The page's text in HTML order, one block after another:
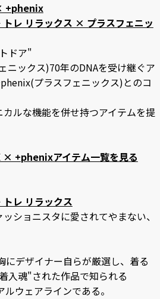
+phenix
トレ リラックス × プラスフェニッ
ドア"
ニックス)70年のDNAを受け継ぐア
プラスフェニックス)とのコ
ルな機能を併せ持つアイテムを提
× +phenixアイテム一覧を見る
レ リラックス
ショニスタに愛されてやまない、
デザイナー自らが厳選し、着る
入魂"された作品で知られる
ウェアラインである。